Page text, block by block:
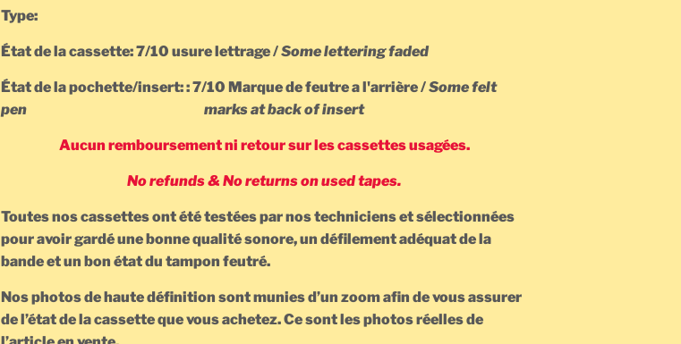
Type:
État de la cassette: 7/10 usure lettrage /Some lettering faded
État de la pochette/insert: : 7/10 Marque de feutre a l'arrière /Some felt
pen marks at back of insert
Aucun remboursement ni retour sur les cassettes usagées.
No refunds & No returns on used tapes.
Toutes nos cassettes ont été testées par nos techniciens et sélectionnées
pour avoir gardé une bonne qualité sonore, un défilement adéquat de la
bande et un bon état du tampon feutré.
Nos photos de haute définition sont munies d’un zoom afin de vous assurer
de l’état de la cassette que vous achetez. Ce sont les photos réelles de